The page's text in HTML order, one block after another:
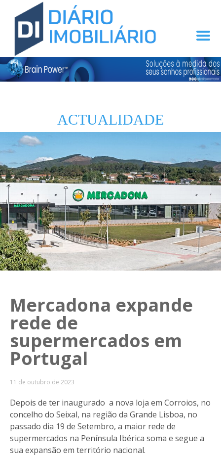
ACTUALIDADE
Mercadona expande
rede de
supermercados em
Portugal
11 de outubro de 2023
Depois de ter inaugurado a nova loja em Corroios, no
concelho do Seixal, na região da Grande Lisboa, no
passado dia 19 de Setembro, a maior rede de
supermercados na Península Ibérica soma e segue a
sua expansão em território nacional.